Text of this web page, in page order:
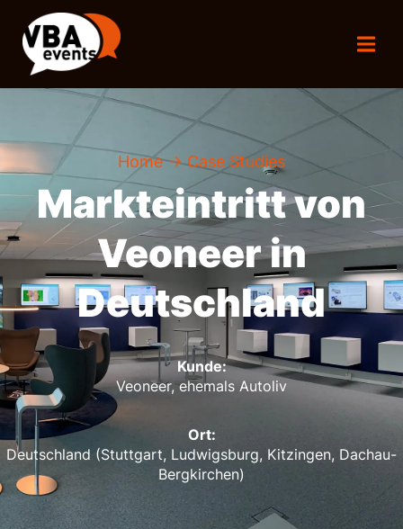
Home→ Case Studies
Markteintritt von
Veoneer in
Deutschland
Kunde:
Veoneer, ehemals Autoliv
Ort:
Deutschland (Stuttgart, Ludwigsburg, Kitzingen, Dachau-
Bergkirchen)